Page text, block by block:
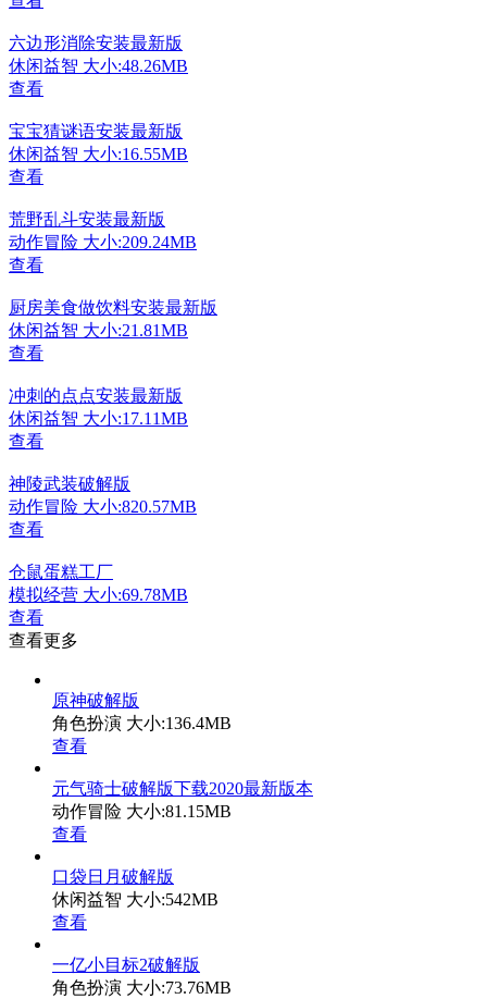
六边形消除安装最新版
休闲益智 大小:48.26MB
查看
宝宝猜谜语安装最新版
休闲益智 大小:16.55MB
查看
荒野乱斗安装最新版
动作冒险 大小:209.24MB
查看
厨房美食做饮料安装最新版
休闲益智 大小:21.81MB
查看
冲刺的点点安装最新版
休闲益智 大小:17.11MB
查看
神陵武装破解版
动作冒险 大小:820.57MB
查看
仓鼠蛋糕工厂
模拟经营 大小:69.78MB
查看
查看更多
原神破解版
角色扮演 大小:136.4MB
查看
元气骑士破解版下载2020最新版本
动作冒险 大小:81.15MB
查看
口袋日月破解版
休闲益智 大小:542MB
查看
一亿小目标2破解版
角色扮演 大小:73.76MB